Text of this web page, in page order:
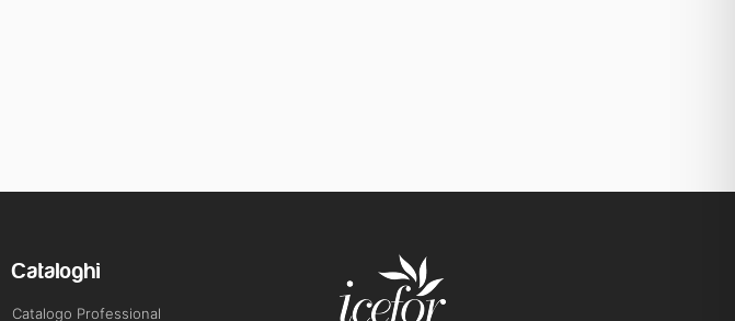
Cataloghi
Catalogo Professional